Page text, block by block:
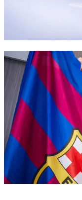
FC Barcelona club badge